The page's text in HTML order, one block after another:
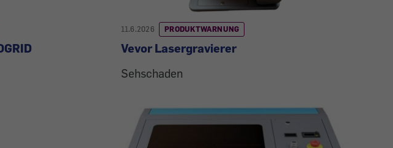
11.6.2026 PRODUKTWARNUNG
Vevor Lasergravierer
Sehschaden